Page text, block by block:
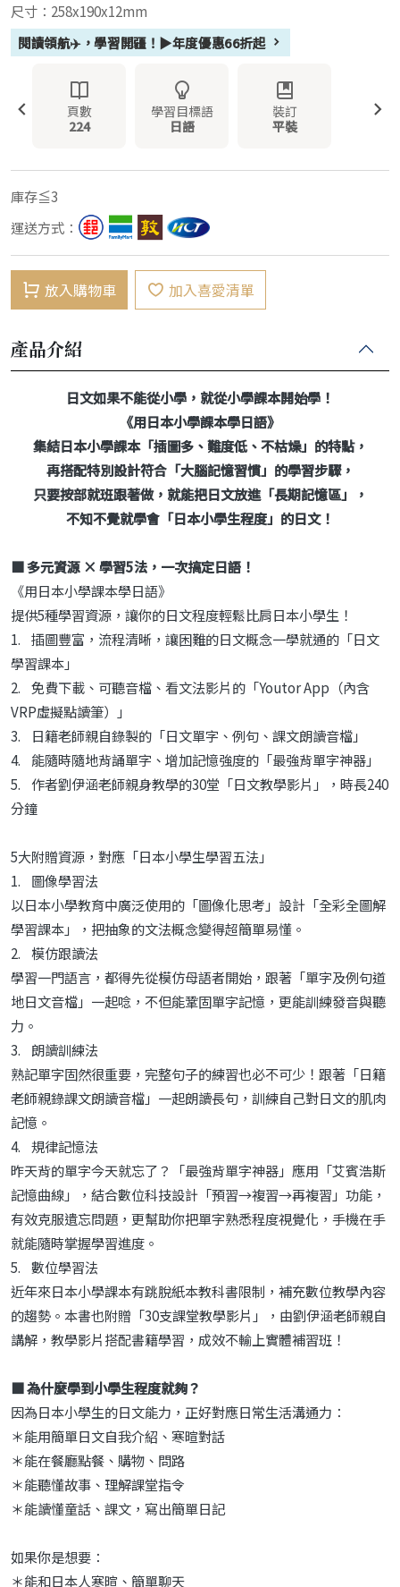
尺寸：258x190x12mm
閱讀領航✈️，學習開疆！▶年度優惠66折起
頁數
224
學習目標語
日語
裝訂
平裝
庫存≦3
運送方式：
放入購物車 加入喜愛清單
產品介紹
日文如果不能從小學，就從小學課本開始學！
《用日本小學課本學日語》
集結日本小學課本「插圖多、難度低、不枯燥」的特點，
再搭配特別設計符合「大腦記憶習慣」的學習步驟，
只要按部就班跟著做，就能把日文放進「長期記憶區」，
不知不覺就學會「日本小學生程度」的日文！
■ 多元資源 × 學習5法，一次搞定日語！
《用日本小學課本學日語》
提供5種學習資源，讓你的日文程度輕鬆比肩日本小學生！
1. 插圖豐富，流程清晰，讓困難的日文概念一學就通的「日文
學習課本」
2. 免費下載、可聽音檔、看文法影片的「Youtor App（內含
VRP虛擬點讀筆）」
3. 日籍老師親自錄製的「日文單字、例句、課文朗讀音檔」
4. 能隨時隨地背誦單字、增加記憶強度的「最強背單字神器」
5. 作者劉伊涵老師親身教學的30堂「日文教學影片」，時長240
分鐘
5大附贈資源，對應「日本小學生學習五法」
1. 圖像學習法
以日本小學教育中廣泛使用的「圖像化思考」設計「全彩全圖解
學習課本」，把抽象的文法概念變得超簡單易懂。
2. 模仿跟讀法
學習一門語言，都得先從模仿母語者開始，跟著「單字及例句道
地日文音檔」一起唸，不但能鞏固單字記憶，更能訓練發音與聽
力。
3. 朗讀訓練法
熟記單字固然很重要，完整句子的練習也必不可少！跟著「日籍
老師親錄課文朗讀音檔」一起朗讀長句，訓練自己對日文的肌肉
記憶。
4. 規律記憶法
昨天背的單字今天就忘了？「最強背單字神器」應用「艾賓浩斯
記憶曲線」，結合數位科技設計「預習→複習→再複習」功能，
有效克服遺忘問題，更幫助你把單字熟悉程度視覺化，手機在手
就能隨時掌握學習進度。
5. 數位學習法
近年來日本小學課本有跳脫紙本教科書限制，補充數位教學內容
的趨勢。本書也附贈「30支課堂教學影片」，由劉伊涵老師親自
講解，教學影片搭配書籍學習，成效不輸上實體補習班！
■ 為什麼學到小學生程度就夠？
因為日本小學生的日文能力，正好對應日常生活溝通力：
＊能用簡單日文自我介紹、寒暄對話
＊能在餐廳點餐、購物、問路
＊能聽懂故事、理解課堂指令
＊能讀懂童話、課文，寫出簡單日記
如果你是想要：
＊能和日本人寒暄、簡單聊天